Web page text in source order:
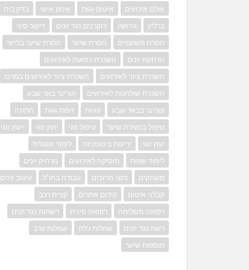
אולם אירועים איטום גגות אימון אישי
בדק בית
ברליץ
גירושין דוקרנים נגד יונים
דיקור סיני
הסרת משקפיים
הסרת שיער
הסרת שיער בלייזר
הרחקת יונים
השכרת כסאות לאירועים
השכרת ציוד לאירועים
השכרת ציוד לאירועים במרכז
השכרת שולחנות לאירועים
וטרינר באר שבע
וטרינר בבאר שבע
זוגיות זיפות גגות
חתונה
טיפול בנשירת שיער
טיפול זוגי יועץ זוגי
ייעוץ זוגי
יעוץ זוגי
יריעות ביטומניות
לימוד אנגלית
לימוד שפות
מוסיקה לאירועים
מרחיק יונים
משחקים
ניקוי מרזבים עבודה בחו"ל
עיצוב פנים
קבלני איטום
קידום אתרים
קניית רכב
רפואה משלימה
רפואה סינית
רשתות נגד יונים
רשת נגד יונים
שמלות כלה
שמלות ערב
תוספות שיער